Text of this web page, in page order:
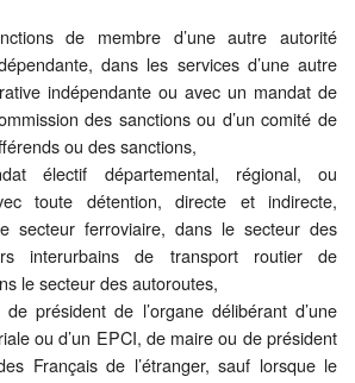
de membre d’une autre autorité
dans les services d’une autre
indépendante ou avec un mandat de
des sanctions ou d’un comité de
ou des sanctions,
électif départemental, régional, ou
toute détention, directe et indirecte,
secteur ferroviaire, dans le secteur des
interurbains de transport routier de
le secteur des autoroutes,
président de l’organe délibérant d’une
ou d’un EPCI, de maire ou de président
Français de l’étranger, sauf lorsque le